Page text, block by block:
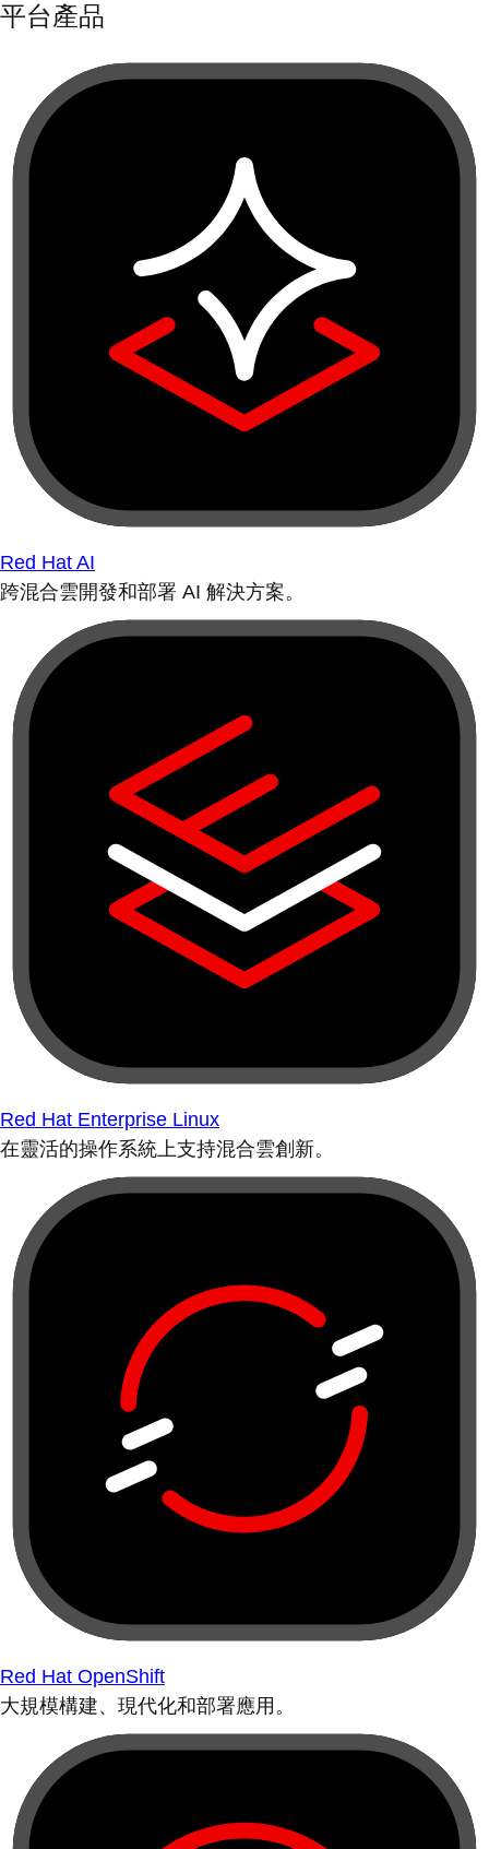
平台產品
Red Hat AI
跨混合雲開發和部署 AI 解決方案。
Red Hat Enterprise Linux
在靈活的操作系統上支持混合雲創新。
Red Hat OpenShift
大規模構建、現代化和部署應用。